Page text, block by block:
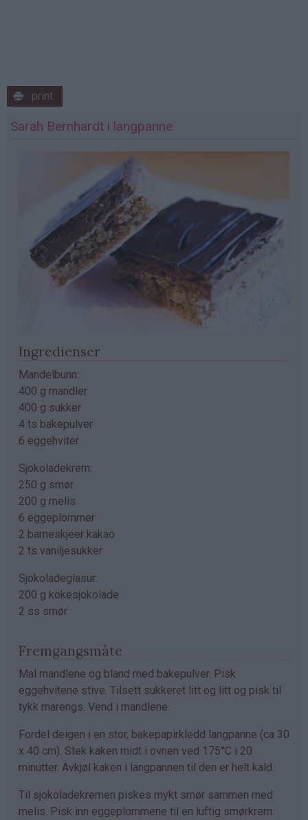
print
Sarah Bernhardt i langpanne
Ingredienser
Mandelbunn:
400 g mandler
400 g sukker
4 ts bakepulver
6 eggehviter
Sjokoladekrem:
250 g smør
200 g melis
6 eggeplommer
2 barneskjeer kakao
2 ts vaniljesukker
Sjokoladeglasur:
200 g kokesjokolade
2 ss smør
Fremgangsmåte
Mal mandlene og bland med bakepulver. Pisk
eggehvitene stive. Tilsett sukkeret litt og litt og pisk til
tykk marengs. Vend i mandlene.
Fordel deigen i en stor, bakepapirkledd langpanne (ca 30
x 40 cm). Stek kaken midt i ovnen ved 175°C i 20
minutter. Avkjøl kaken i langpannen til den er helt kald.
Til sjokoladekremen piskes mykt smør sammen med
melis. Pisk inn eggeplommene til en luftig smørkrem.